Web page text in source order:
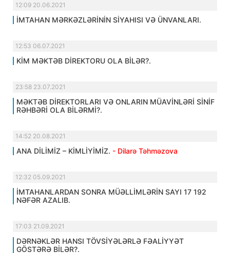
12:09 20.06.2021
İMTAHAN MƏRKƏZLƏRİNİN SİYAHISI VƏ ÜNVANLARI.
12:53 06.07.2021
KİM MƏKTƏB DİREKTORU OLA BİLƏR?.
23:58 23.07.2021
MƏKTƏB DİREKTORLARI VƏ ONLARIN MÜAVİNLƏRİ SİNİF
RƏHBƏRİ OLA BİLƏRMİ?.
14:52 20.08.2021
ANA DİLİMİZ – KİMLİYİMİZ. - Dilarə Təhməzova
12:32 05.09.2021
İMTAHANLARDAN SONRA MÜƏLLİMLƏRİN SAYI 17 192
NƏFƏR AZALIB.
17:03 21.09.2021
DƏRNƏKLƏR HANSI TÖVSİYƏLƏRLƏ FƏALİYYƏT
GÖSTƏRƏ BİLƏR?.